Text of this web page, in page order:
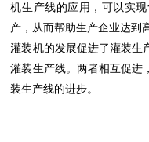
机生产线的应用，可以实
产，从而帮助生产企业达到
灌装机的发展促进了灌装生
灌装生产线。两者相互促进
装生产线的进步。